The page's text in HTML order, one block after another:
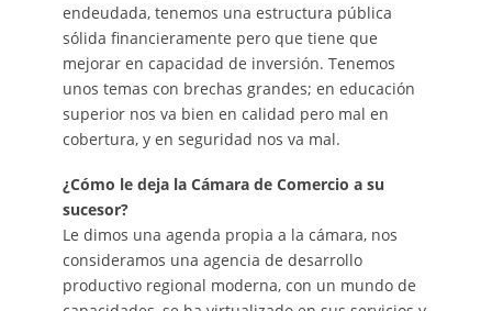
endeudada, tenemos una estructura pública
sólida financieramente pero que tiene que
mejorar en capacidad de inversión. Tenemos
unos temas con brechas grandes; en educación
superior nos va bien en calidad pero mal en
cobertura, y en seguridad nos va mal.
¿Cómo le deja la Cámara de Comercio a su
sucesor?
Le dimos una agenda propia a la cámara, nos
consideramos una agencia de desarrollo
productivo regional moderna, con un mundo de